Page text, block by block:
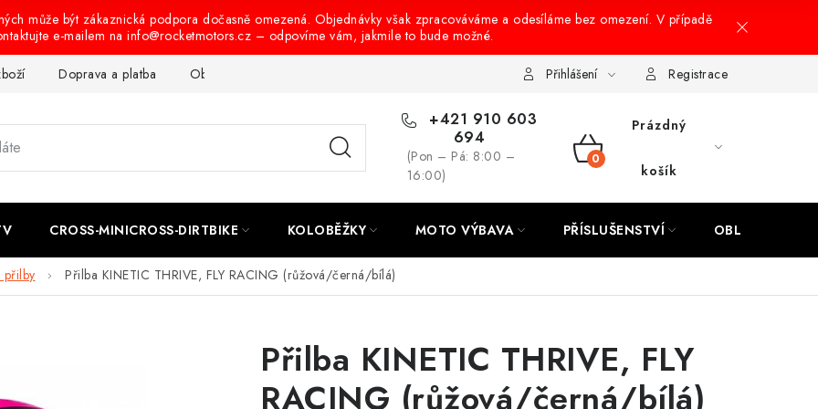
může být zákaznická podpora dočasně omezená. Objednávky však zpracováváme a odesíláme bez omezení. V případě
e-mailem na info@rocketmotors.cz – odpovíme vám, jakmile to bude možné.
Doprava a platba Obchodní podmínky Podmínky ochrany osobních údajů Návody na montáž
Přihlášení Registrace
+421 910 603
694
(Pon – Pá: 8:00 –
16:00)
NÁKUPNÍ
Prázdný
košík
CROSS-MINICROSS-DIRTBIKE KOLOBĚŽKY MOTO VÝBAVA PŘÍSLUŠENSTVÍ OBLEČENÍ
přilby Přilba KINETIC THRIVE, FLY RACING (růžová/černá/bílá)
Přilba KINETIC THRIVE, FLY
RACING (růžová/černá/bílá)